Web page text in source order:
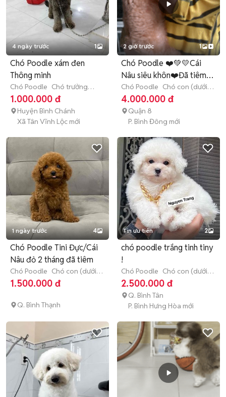
4 ngày trước 1
Chó Poodle xám đen
Thông minh
Chó Poodle Chó trưởng
thành (hơn 1 tuổi)
1.000.000 đ
Huyện Bình Chánh
Xã Tân Vĩnh Lộc mới
2 giờ trước 1
Chó Poodle ❤️💚💛Cái
Nâu siêu khôn❤️Đã tiêm
phòng
Chó Poodle Chó con (dưới 3
tháng tuổi)
4.000.000 đ
Quận 8
P. Bình Đông mới
1 ngày trước 4
Chó Poodle Tini Đực/Cái
Nâu đỏ 2 tháng đã tiêm
Chó Poodle Chó con (dưới 3
tháng tuổi)
1.500.000 đ
Q. Bình Thạnh
Tin ưu tiên 2
chó poodle trắng tinh tiny
!
Chó Poodle Chó con (dưới 3
tháng tuổi)
2.500.000 đ
Q. Bình Tân
P. Bình Hưng Hòa mới